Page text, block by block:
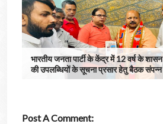
भारतीय जनता पार्टी के केंद्र में 12 वर्ष के शासन
की उपलब्धियों के सूचना प्रसार हेतु बैठक संपन्न
Post A Comment: